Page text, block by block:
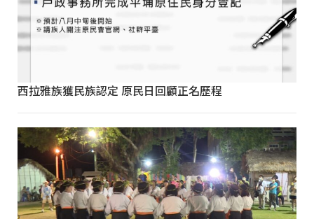
西拉雅族獲民族認定 原民日回顧正名歷程